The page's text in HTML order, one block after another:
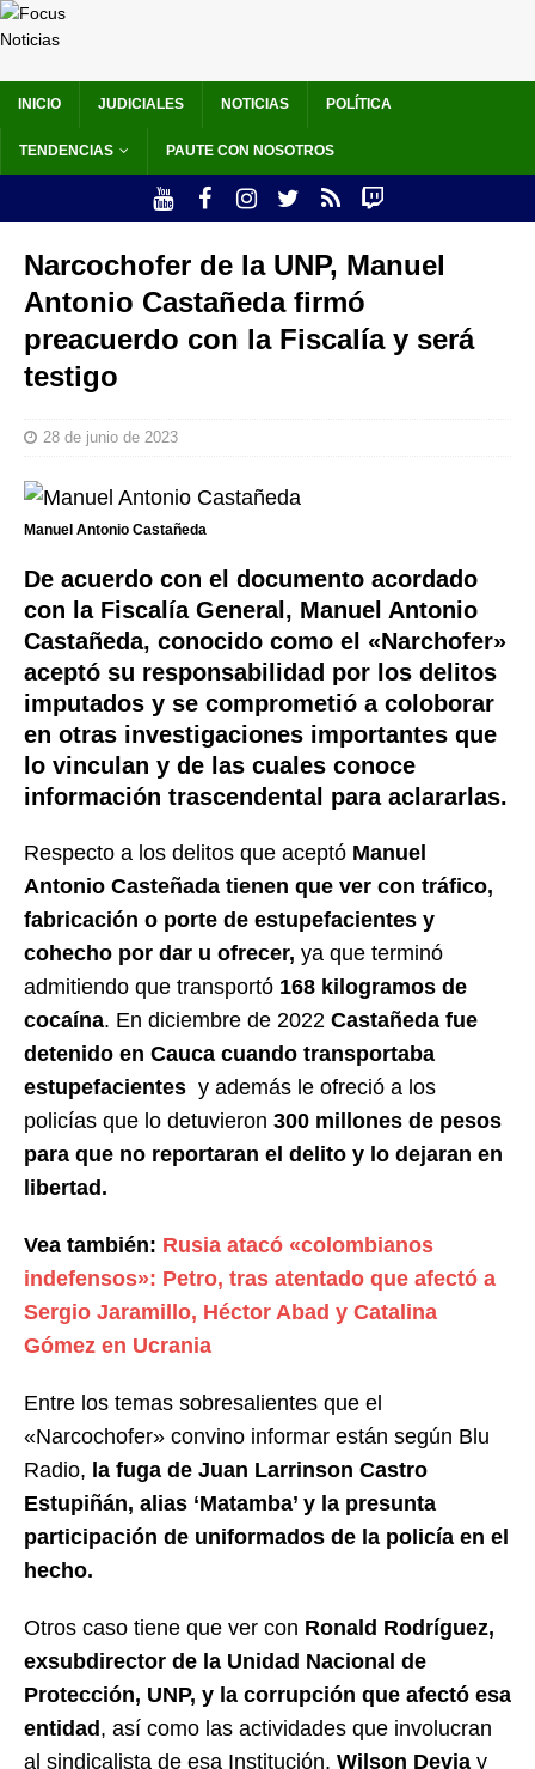
INICIO JUDICIALES NOTICIAS POLÍTICA
TENDENCIAS PAUTE CON NOSOTROS
Narcochofer de la UNP, Manuel
Antonio Castañeda firmó
preacuerdo con la Fiscalía y será
testigo
28 de junio de 2023
Manuel Antonio Castañeda
De acuerdo con el documento acordado
con la Fiscalía General, Manuel Antonio
Castañeda, conocido como el «Narchofer»
aceptó su responsabilidad por los delitos
imputados y se comprometió a coloborar
en otras investigaciones importantes que
lo vinculan y de las cuales conoce
información trascendental para aclararlas.
Respecto a los delitos que aceptó Manuel
Antonio Casteñada tienen que ver con tráfico,
fabricación o porte de estupefacientes y
cohecho por dar u ofrecer, ya que terminó
admitiendo que transportó 168 kilogramos de
cocaína. En diciembre de 2022 Castañeda fue
detenido en Cauca cuando transportaba
estupefacientes y además le ofreció a los
policías que lo detuvieron 300 millones de pesos
para que no reportaran el delito y lo dejaran en
libertad.
Vea también: Rusia atacó «colombianos
indefensos»: Petro, tras atentado que afectó a
Sergio Jaramillo, Héctor Abad y Catalina
Gómez en Ucrania
Entre los temas sobresalientes que el
«Narcochofer» convino informar están según Blu
Radio, la fuga de Juan Larrinson Castro
Estupiñán, alias ‘Matamba’ y la presunta
participación de uniformados de la policía en el
hecho.
Otros caso tiene que ver con Ronald Rodríguez,
exsubdirector de la Unidad Nacional de
Protección, UNP, y la corrupción que afectó esa
entidad , así como las actividades que involucran
al sindicalista de esa Institución, Wilson Devia y